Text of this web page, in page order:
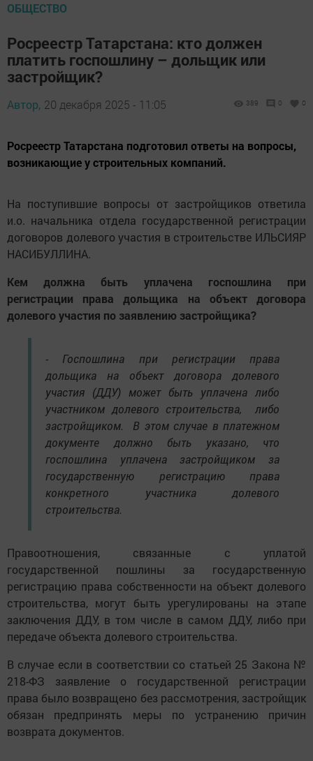
ОБЩЕСТВО
Росреестр Татарстана: кто должен
платить госпошлину – дольщик или
застройщик?
Автор, 20 декабря 2025 - 11:05 389 0 0
Росреестр Татарстана подготовил ответы на вопросы,
возникающие у строительных компаний.
На поступившие вопросы от застройщиков ответила
и.о. начальника отдела государственной регистрации
договоров долевого участия в строительстве ИЛЬСИЯР
НАСИБУЛЛИНА.
Кем должна быть уплачена госпошлина при
регистрации права дольщика на объект договора
долевого участия по заявлению застройщика?
- Госпошлина при регистрации права
дольщика на объект договора долевого
участия (ДДУ) может быть уплачена либо
участником долевого строительства, либо
застройщиком. В этом случае в платежном
документе должно быть указано, что
госпошлина уплачена застройщиком за
государственную регистрацию права
конкретного участника долевого
строительства.
Правоотношения, связанные с уплатой
государственной пошлины за государственную
регистрацию права собственности на объект долевого
строительства, могут быть урегулированы на этапе
заключения ДДУ, в том числе в самом ДДУ, либо при
передаче объекта долевого строительства.
В случае если в соответствии со статьей 25 Закона №
218-ФЗ заявление о государственной регистрации
права было возвращено без рассмотрения, застройщик
обязан предпринять меры по устранению причин
возврата документов.